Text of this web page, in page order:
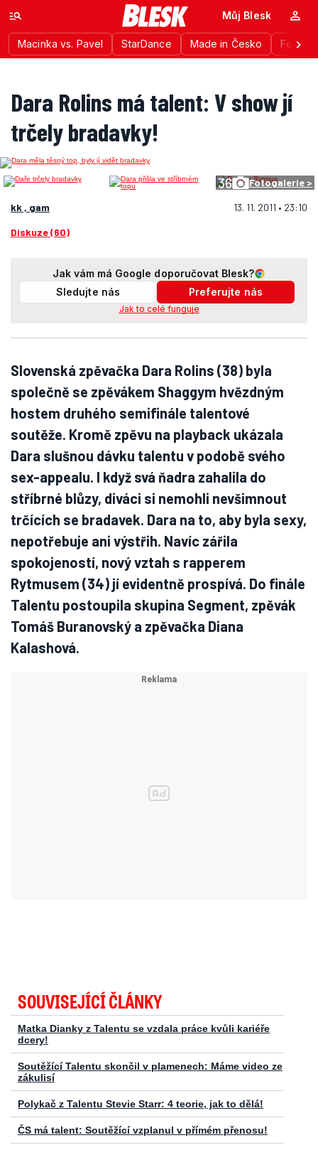
Macinka vs. Pavel StarDance Made in Česko
Můj Blesk
Dara Rolins má talent: V show jí
trčely bradavky!
36 Fotogalerie >
kk , gam 13. 11. 2011 • 23:10
Diskuze (60)
Jak vám má Google doporučovat Blesk?
Sledujte nás
Preferujte nás
Jak to celé funguje
Slovenská zpěvačka Dara Rolins (38) byla
společně se zpěvákem Shaggym hvězdným
hostem druhého semifinále talentové
soutěže. Kromě zpěvu na playback ukázala
Dara slušnou dávku talentu v podobě svého
sex-appealu. I když svá ňadra zahalila do
stříbrné blůzy, diváci si nemohli nevšimnout
trčících se bradavek. Dara na to, aby byla sexy,
nepotřebuje ani výstřih. Navíc zářila
spokojeností, nový vztah s rapperem
Rytmusem (34) jí evidentně prospívá. Do finále
Talentu postoupila skupina Segment, zpěvák
Tomáš Buranovský a zpěvačka Diana
Kalashová.
SOUVISEJÍCÍ ČLÁNKY
Matka Dianky z Talentu se vzdala práce kvůli kariéře
dcery!
Soutěžící Talentu skončil v plamenech: Máme video ze
zákulisí
Polykač z Talentu Stevie Starr: 4 teorie, jak to dělá!
ČS má talent: Soutěžící vzplanul v přímém přenosu!